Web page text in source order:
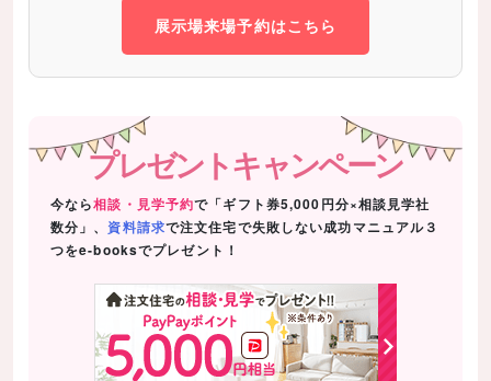
展示場来場予約はこちら
プレゼントキャンペーン
今なら相談・見学予約で「ギフト券5,000円分×相談見学社
数分」、 資料請求で注文住宅で失敗しない成功マニュアル３
つをe-booksでプレゼント！